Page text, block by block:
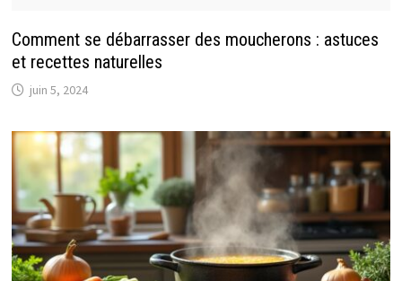
Comment se débarrasser des moucherons : astuces
et recettes naturelles
juin 5, 2024